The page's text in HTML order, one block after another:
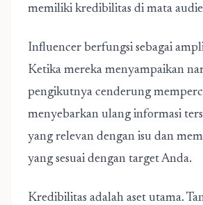
memiliki kredibilitas di mata
Influencer berfungsi sebagai
Ketika mereka menyampaikan
pengikutnya cenderung
menyebarkan ulang informasi
yang relevan dengan isu dan
yang sesuai dengan target Anda.
Kredibilitas adalah aset utama.